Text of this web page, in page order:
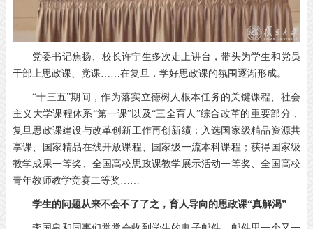
党委书记焦扬、校长许宁生多次走上讲台，带头为学生和党员
干部上思政课、党课……在复旦，学好思政课的氛围逐渐形成。
“十三五”期间，作为落实立德树人根本任务的关键课程、社会
主义大学课程体系“第一课”以及“三全育人”综合改革的重要部分，
复旦思政课建设与改革创新工作再创新绩：入选国家级精品资源共
享课、国家精品在线开放课程、国家级一流本科课程；获得国家级
教学成果一等奖、全国高校思政课教学展示活动一等奖、全国高校
青年教师教学竞赛二等奖……
学生的问题从来不会不了了之， 育人导向的思政课“真解渴”